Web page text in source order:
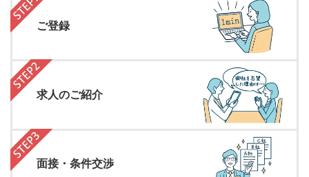
ご登録
求人のご紹介
面接・条件交渉